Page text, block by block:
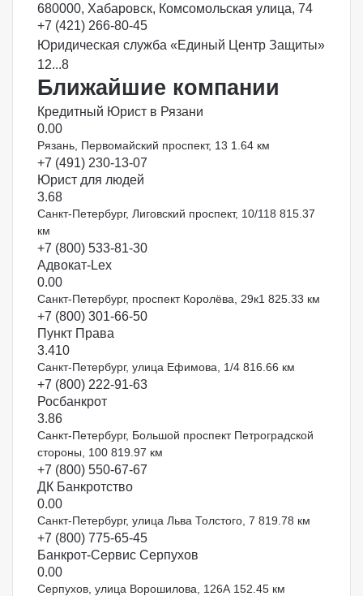
680000, Хабаровск, Комсомольская улица, 74
+7 (421) 266-80-45
Юридическая служба «Единый Центр Защиты»
12...8
Ближайшие компании
Кредитный Юрист в Рязани
0.00
Рязань, Первомайский проспект, 13 1.64 км
+7 (491) 230-13-07
Юрист для людей
3.68
Санкт-Петербург, Лиговский проспект, 10/118 815.37
км
+7 (800) 533-81-30
Адвокат-Lex
0.00
Санкт-Петербург, проспект Королёва, 29к1 825.33 км
+7 (800) 301-66-50
Пункт Права
3.410
Санкт-Петербург, улица Ефимова, 1/4 816.66 км
+7 (800) 222-91-63
Росбанкрот
3.86
Санкт-Петербург, Большой проспект Петроградской
стороны, 100 819.97 км
+7 (800) 550-67-67
ДК Банкротство
0.00
Санкт-Петербург, улица Льва Толстого, 7 819.78 км
+7 (800) 775-65-45
Банкрот-Сервис Серпухов
0.00
Серпухов, улица Ворошилова, 126А 152.45 км